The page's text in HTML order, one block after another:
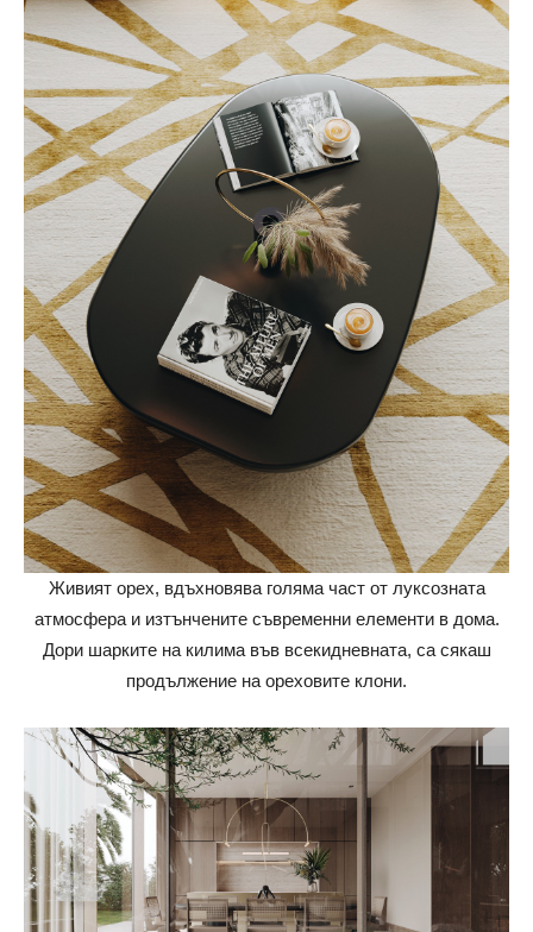
Живият орех, вдъхновява голяма част от луксозната
атмосфера и изтънчените съвременни елементи в дома.
Дори шарките на килима във всекидневната, са сякаш
продължение на ореховите клони.